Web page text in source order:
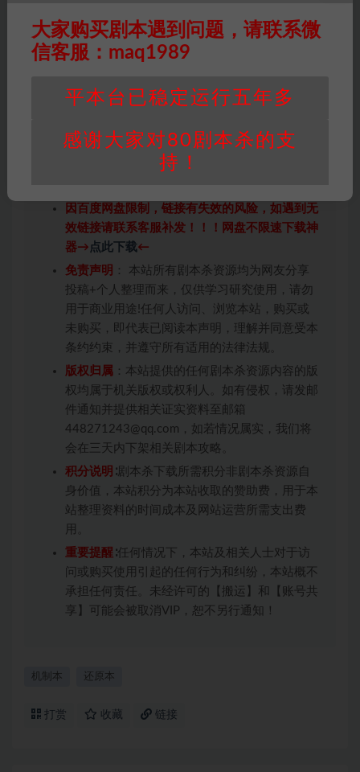
大，没有多余的话术。而当你串联起故事来后，真相可能
还很远。小游戏可爱刺激又与故事息息相关，通过游戏和
线索将故事层层剥开。
整体演绎时长不多，但是真的炸裂，精简的演绎中包含了
情。演绎人员比较少，对dm和店家也更友好了一些。
因百度网盘限制，链接有失效的风险，如遇到无
效链接请联系客服补发！！！网盘不限速下载神
器→ 点此下载←
免责声明 ： 本站所有剧本杀资源均为网友分享
投稿+个人整理而来，仅供学习研究使用，请勿
用于商业用途!任何人访问、浏览本站，购买或
未购买，即代表已阅读本声明，理解并同意受本
条约约束，并遵守所有适用的法律法规。
版权归属 ：本站提供的任何剧本杀资源内容的版
权均属于机关版权或权利人。如有侵权，请发邮
件通知并提供相关证实资料至邮箱
448271243@qq.com，如若情况属实，我们将
会在三天内下架相关剧本攻略。
积分说明 ∶剧本杀下载所需积分非剧本杀资源自
身价值，本站积分为本站收取的赞助费，用于本
站整理资料的时间成本及网站运营所需支出费
用。
重要提醒 ∶任何情况下，本站及相关人士对于访
问或购买使用引起的任何行为和纠纷，本站概不
承担任何责任。未经许可的【搬运】和【账号共
享】可能会被取消VIP，恕不另行通知！
机制本 还原本
打赏 收藏 链接
大家购买剧本遇到问题，请联系微
信客服：maq1989
平本台已稳定运行五年多
感谢大家对80剧本杀的支
持！